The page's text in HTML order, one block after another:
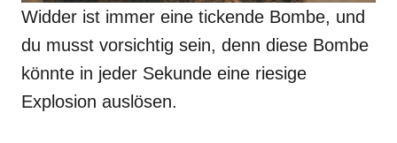
Widder ist immer eine tickende Bombe, und
du musst vorsichtig sein, denn diese Bombe
könnte in jeder Sekunde eine riesige
Explosion auslösen.